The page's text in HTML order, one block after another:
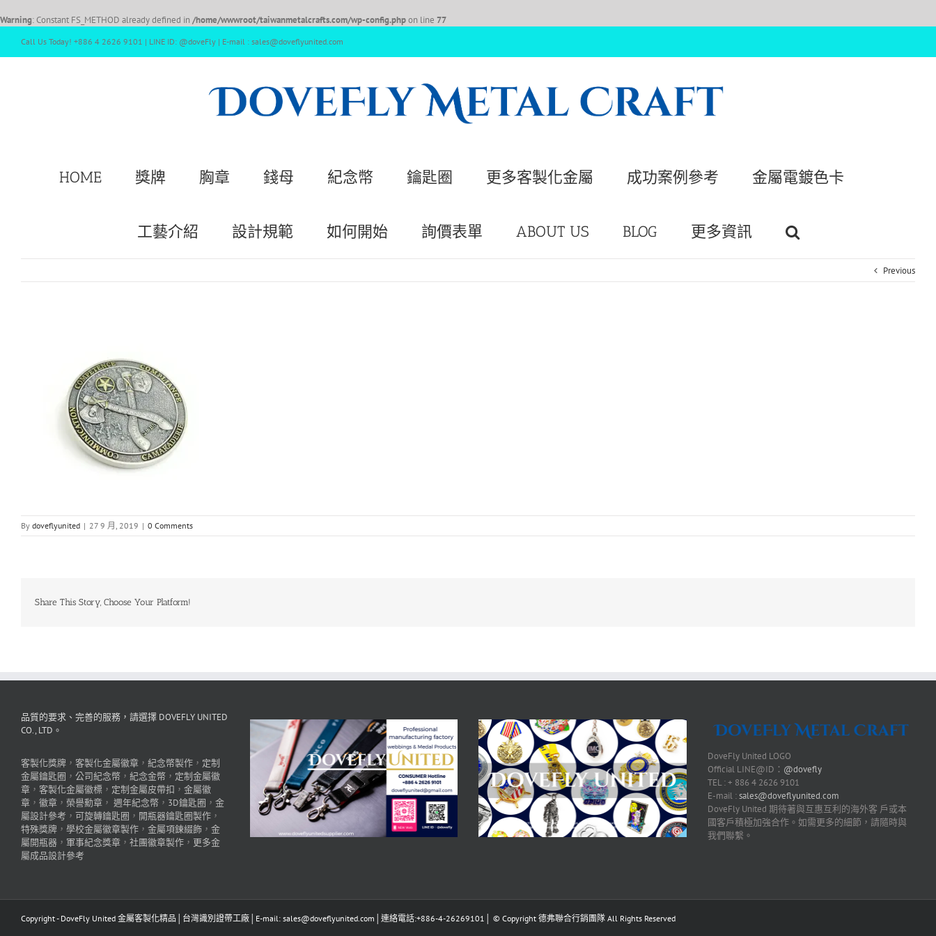
Warning: Constant FS_METHOD already defined in /home/wwwroot/taiwanmetalcrafts.com/wp-config.phpon line 77
Call Us Today! +886 4 2626 9101 | LINE ID: @doveFly | E-mail : sales@doveflyunited.com
HOME 獎牌 胸章 錢母 紀念幣 鑰匙圈 更多客製化金屬 成功案例參考 金屬電鍍色卡
工藝介紹 設計規範 如何開始 詢價表單 ABOUT US BLOG 更多資訊
Previous
By doveflyunited | 27 9 月, 2019 | 0 Comments
Share This Story, Choose Your Platform!
品質的要求、完善的服務，請選擇 DOVEFLY UNITED
CO., LTD。
客製化獎牌 ， 客製化金屬徽章 ， 紀念幣製作 ， 定制
金屬鑰匙圈 ， 公司紀念幣 ， 紀念金幣 ， 定制金屬徽
章 ， 客製化金屬徽標 ， 定制金屬皮帶扣 ， 金屬徽
章 ， 徽章 ， 榮譽勳章 ， 週年紀念幣 ， 3D鑰匙圈 ， 金
屬設計參考 ， 可旋轉鑰匙圈 ， 開瓶器鑰匙圈製作 ，
特殊獎牌 ， 學校金屬徽章製作 ， 金屬項鍊綴飾 ， 金
屬開瓶器 ， 軍事紀念獎章 ， 社團徽章製作 ， 更多金
屬成品設計參考
DoveFly United LOGO
Official LINE@ID： @dovefly
TEL : + 886 4 2626 9101
E-mail :sales@doveflyunited.com
DoveFly United 期待著與互惠互利的海外客 戶或本
國客戶積極加強合作。如需更多的細節，請隨時與
我們聯繫。
Copyright - DoveFly United 金屬客製化精品│台灣識別證帶工廠│E-mail: sales@doveflyunited.com│連絡電話:+886-4-26269101│ © Copyright 德弗聯合行銷團隊 All Rights Reserved